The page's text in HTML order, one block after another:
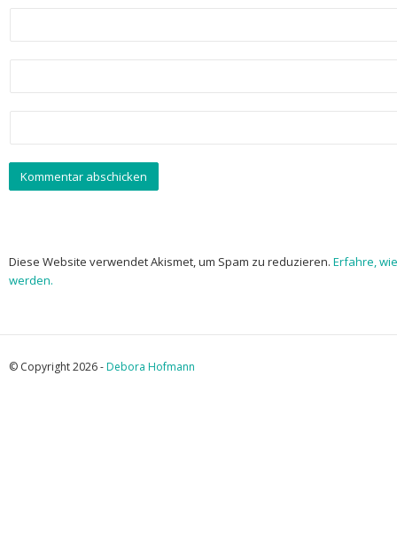
Diese Website verwendet Akismet, um Spam zu reduzieren. Erfahre,
werden.
© Copyright 2026 -Debora Hofmann